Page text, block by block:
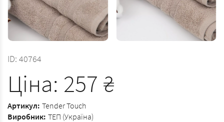
ID: 40764
Ціна: 257 ₴
Артикул: Tender Touch
Виробник: ТЕП (Україна)